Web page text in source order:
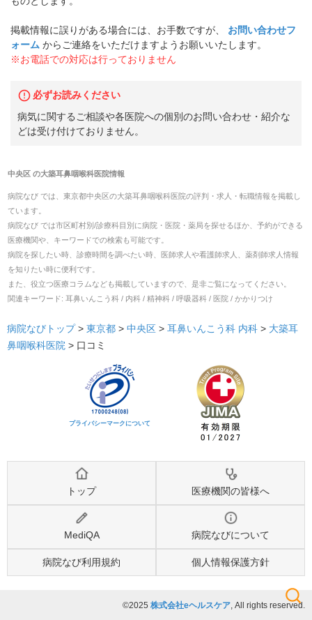
検索
掲載情報に誤りがある場合には、お手数ですが、
お問い合わせフ
ォーム からご連絡をいただけますようお願いいたします。
※お電話での対応は行っておりません
必ずお読みください
病気に関するご相談や各医院への個別のお問い合わせ・紹介な
どは受け付けておりません。
中央区 の大築耳鼻咽喉科医院情報
病院なび では、 東京都中央区の大築耳鼻咽喉科医院の評判・求人・転職情報を掲載し
ています。
病院なび では市区町村別/診療科目別に病院・医院・薬局を探せるほか、予約ができる
医療機関や、キーワードでの検索も可能です。
病院を探したい時、診療時間を調べたい時、医師求人や看護師求人、薬剤師求人情報
を知りたい時に便利です。
また、役立つ医療コラムなども掲載していますので、是非ご覧になってください。
関連キーワード: 耳鼻いんこう科 / 内科 / 精神科 / 呼吸器科 / 医院 / かかりつけ
病院なびトップ > 東京都 > 中央区 > 耳鼻いんこう科 内科 > 大築耳
鼻咽喉科医院 > 口コミ
プライバシーマークについて
トップ 医療機関の皆様へ
MediQA 病院なびについて
病院なび利用規約 個人情報保護方針
©2025 株式会社eヘルスケア, All rights reserved.